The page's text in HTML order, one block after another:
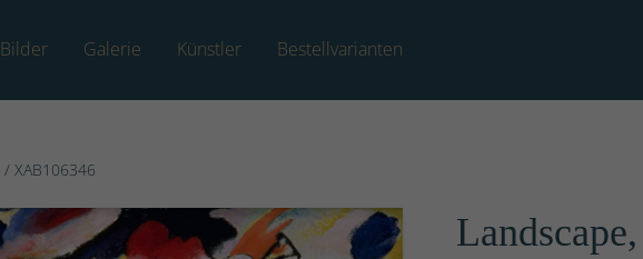
Bilder Galerie Künstler Bestellvarianten
/ XAB106346